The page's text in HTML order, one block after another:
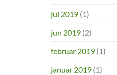
jul 2019(1)
jun 2019(2)
februar 2019(1)
januar 2019(1)